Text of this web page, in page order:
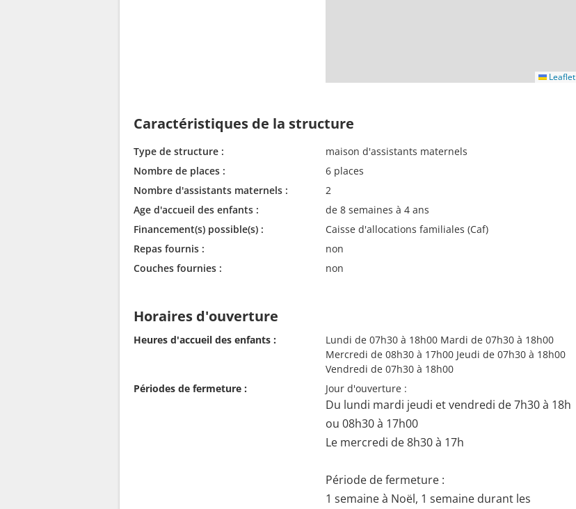
Leaflet
Caractéristiques de la structure
Type de structure :
maison d'assistants maternels
Nombre de places :
6 places
Nombre d'assistants maternels :
2
Age d'accueil des enfants :
de 8 semaines à 4 ans
Financement(s) possible(s) :
Caisse d'allocations familiales (Caf)
Repas fournis :
non
Couches fournies :
non
Horaires d'ouverture
Heures d'accueil des enfants :
Lundi de 07h30 à 18h00 Mardi de 07h30 à 18h00
Mercredi de 08h30 à 17h00 Jeudi de 07h30 à 18h00
Vendredi de 07h30 à 18h00
Périodes de fermeture :
Jour d'ouverture :
Du lundi mardi jeudi et vendredi de 7h30 à 18h
ou 08h30 à 17h00
Le mercredi de 8h30 à 17h
Période de fermeture :
1 semaine à Noël, 1 semaine durant les